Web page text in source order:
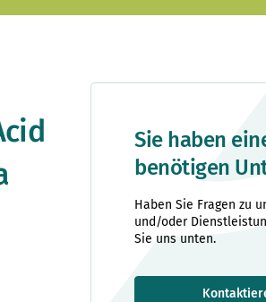
Sie haben
benötigen
Haben Sie Fragen zu
und/oder
Sie uns unten.